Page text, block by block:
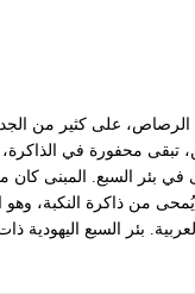
الرصاص، على كثير من
تبقى محفورة في
بئر السبع. المبنى كان
من ذاكرة النكبة، وهو
بئر السبع اليهودية